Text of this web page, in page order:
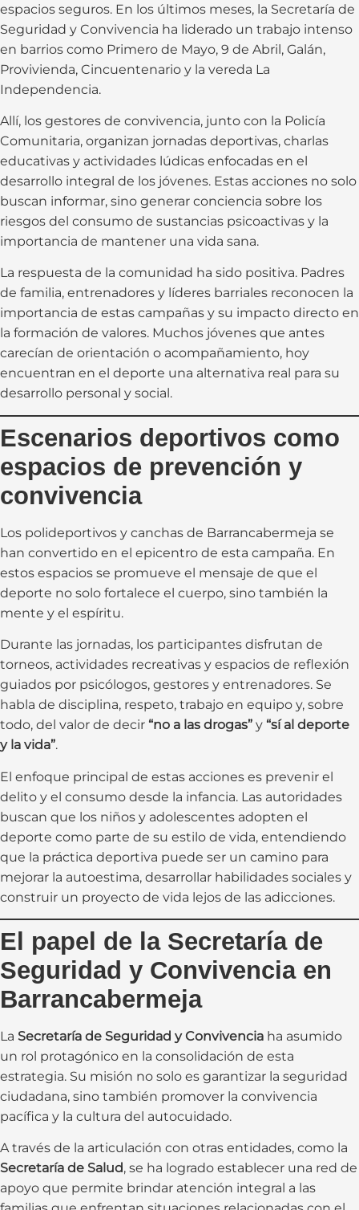
espacios seguros. En los últimos meses, la Secretaría de
Seguridad y Convivencia ha liderado un trabajo intenso
en barrios como Primero de Mayo, 9 de Abril, Galán,
Provivienda, Cincuentenario y la vereda La
Independencia.
Allí, los gestores de convivencia, junto con la Policía
Comunitaria, organizan jornadas deportivas, charlas
educativas y actividades lúdicas enfocadas en el
desarrollo integral de los jóvenes. Estas acciones no solo
buscan informar, sino generar conciencia sobre los
riesgos del consumo de sustancias psicoactivas y la
importancia de mantener una vida sana.
La respuesta de la comunidad ha sido positiva. Padres
de familia, entrenadores y líderes barriales reconocen la
importancia de estas campañas y su impacto directo en
la formación de valores. Muchos jóvenes que antes
carecían de orientación o acompañamiento, hoy
encuentran en el deporte una alternativa real para su
desarrollo personal y social.
Escenarios deportivos como
espacios de prevención y
convivencia
Los polideportivos y canchas de Barrancabermeja se
han convertido en el epicentro de esta campaña. En
estos espacios se promueve el mensaje de que el
deporte no solo fortalece el cuerpo, sino también la
mente y el espíritu.
Durante las jornadas, los participantes disfrutan de
torneos, actividades recreativas y espacios de reflexión
guiados por psicólogos, gestores y entrenadores. Se
habla de disciplina, respeto, trabajo en equipo y, sobre
todo, del valor de decir “no a las drogas” y “sí al deporte
y la vida”.
El enfoque principal de estas acciones es prevenir el
delito y el consumo desde la infancia. Las autoridades
buscan que los niños y adolescentes adopten el
deporte como parte de su estilo de vida, entendiendo
que la práctica deportiva puede ser un camino para
mejorar la autoestima, desarrollar habilidades sociales y
construir un proyecto de vida lejos de las adicciones.
El papel de la Secretaría de
Seguridad y Convivencia en
Barrancabermeja
La Secretaría de Seguridad y Convivencia ha asumido
un rol protagónico en la consolidación de esta
estrategia. Su misión no solo es garantizar la seguridad
ciudadana, sino también promover la convivencia
pacífica y la cultura del autocuidado.
A través de la articulación con otras entidades, como la
Secretaría de Salud, se ha logrado establecer una red de
apoyo que permite brindar atención integral a las